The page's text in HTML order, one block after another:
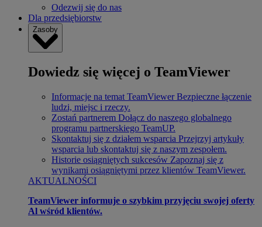
Odezwij się do nas
Dla przedsiębiorstw
Zasoby
Dowiedz się więcej o TeamViewer
Informacje na temat TeamViewer Bezpieczne łączenie
ludzi, miejsc i rzeczy.
Zostań partnerem Dołącz do naszego globalnego
programu partnerskiego TeamUP.
Skontaktuj się z działem wsparcia Przejrzyj artykuły
wsparcia lub skontaktuj się z naszym zespołem.
Historie osiągniętych sukcesów Zapoznaj się z
wynikami osiągniętymi przez klientów TeamViewer.
AKTUALNOŚCI
TeamViewer informuje o szybkim przyjęciu swojej oferty
Al wśród klientów.